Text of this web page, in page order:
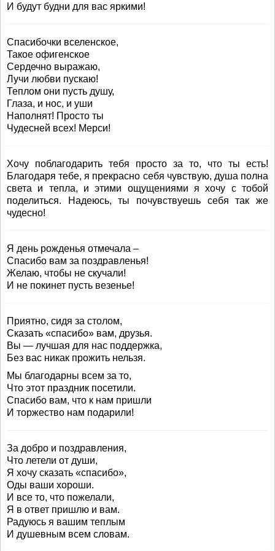
И будут будни для вас яркими!
Спасибочки вселенское,
Такое офигенское
Сердечно выражаю,
Лучи любви пускаю!
Теплом они пусть душу,
Глаза, и нос, и уши
Наполнят! Просто ты
Чудесней всех! Мерси!
Хочу поблагодарить тебя просто за то, что ты есть!
Благодаря тебе, я прекрасно себя чувствую, душа полна
света и тепла, и этими ощущениями я хочу с тобой
поделиться. Надеюсь, ты почувствуешь себя так же
чудесно!
Я день рожденья отмечала –
Спасибо вам за поздравленья!
Желаю, чтобы не скучали!
И не покинет пусть везенье!
Приятно, сидя за столом,
Сказать «спасибо» вам, друзья.
Вы — лучшая для нас поддержка,
Без вас никак прожить нельзя.
Мы благодарны всем за то,
Что этот праздник посетили.
Спасибо вам, что к нам пришли
И торжество нам подарили!
За добро и поздравления,
Что летели от души,
Я хочу сказать «спасибо»,
Оды ваши хороши.
И все то, что пожелали,
Я в ответ пришлю и вам.
Радуюсь я вашим теплым
И душевным всем словам.